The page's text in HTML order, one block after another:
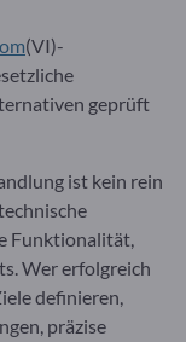
(VI)-
geprüft
ist kein rein
Funktionalität,
Wer erfolgreich
definieren,
präzise